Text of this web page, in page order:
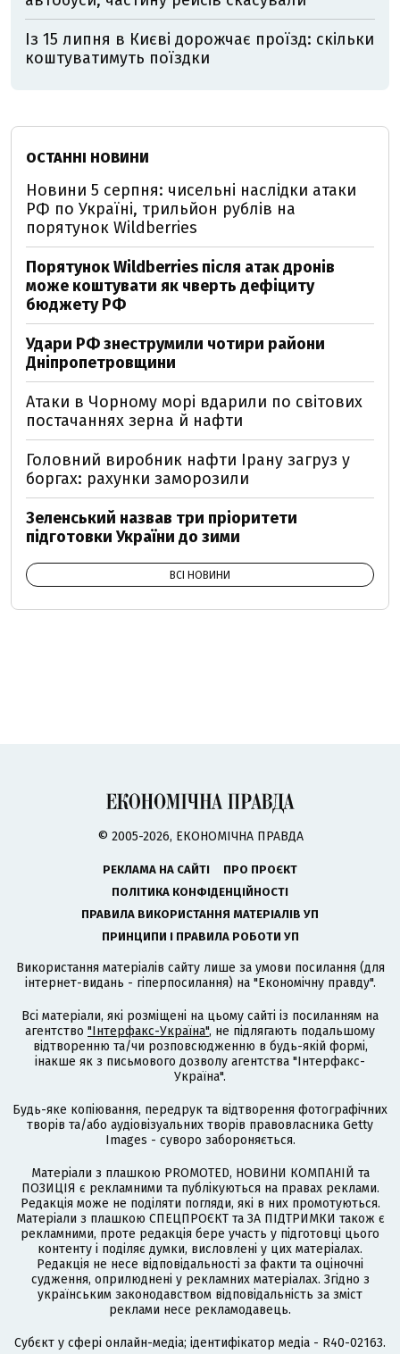
Із 15 липня в Києві дорожчає проїзд: скільки
коштуватимуть поїздки
ОСТАННІ НОВИНИ
Новини 5 серпня: чисельні наслідки атаки
РФ по Україні, трильйон рублів на
порятунок Wildberries
Порятунок Wildberries після атак дронів
може коштувати як чверть дефіциту
бюджету РФ
Удари РФ знеструмили чотири райони
Дніпропетровщини
Атаки в Чорному морі вдарили по світових
постачаннях зерна й нафти
Головний виробник нафти Ірану загруз у
боргах: рахунки заморозили
Зеленський назвав три пріоритети
підготовки України до зими
ВСІ НОВИНИ
© 2005-2026, ЕКОНОМІЧНА ПРАВДА
РЕКЛАМА НА САЙТІ
ПРО ПРОЄКТ
ПОЛІТИКА КОНФІДЕНЦІЙНОСТІ
ПРАВИЛА ВИКОРИСТАННЯ МАТЕРІАЛІВ УП
ПРИНЦИПИ І ПРАВИЛА РОБОТИ УП
Використання матеріалів сайту лише за умови посилання (для
інтернет-видань - гіперпосилання) на "Економічну правду".
Всі матеріали, які розміщені на цьому сайті із посиланням на
агентство "Інтерфакс-Україна", не підлягають подальшому
відтворенню та/чи розповсюдженню в будь-якій формі,
інакше як з письмового дозволу агентства "Інтерфакс-
Україна".
Будь-яке копіювання, передрук та відтворення фотографічних
творів та/або аудіовізуальних творів правовласника Getty
Images - суворо забороняється.
Матеріали з плашкою PROMOTED, НОВИНИ КОМПАНІЙ та
ПОЗИЦІЯ є рекламними та публікуються на правах реклами.
Редакція може не поділяти погляди, які в них промотуються.
Матеріали з плашкою СПЕЦПРОЄКТ та ЗА ПІДТРИМКИ також є
рекламними, проте редакція бере участь у підготовці цього
контенту і поділяє думки, висловлені у цих матеріалах.
Редакція не несе відповідальності за факти та оціночні
судження, оприлюднені у рекламних матеріалах. Згідно з
українським законодавством відповідальність за зміст
реклами несе рекламодавець.
Cубєкт у сфері онлайн-медіа; ідентифікатор медіа - R40-02163.